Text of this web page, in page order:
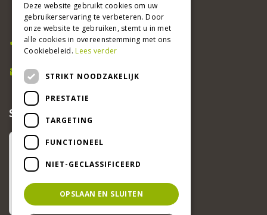
Adsteeg 31
6191 PW Beek
Bel ons
046 437 2881
E-mail
info@beekertuincentrum.nl
SCHRIJF EEN RECENSIE EN WIN!
Deze website gebruikt cookies om uw
gebruikerservaring te verbeteren. Door
onze website te gebruiken, stemt u in met
alle cookies in overeenstemming met ons
Cookiebeleid.Lees verder
STRIKT NOODZAKELIJK
PRESTATIE
TARGETING
FUNCTIONEEL
NIET-GECLASSIFICEERD
OPSLAAN EN SLUITEN